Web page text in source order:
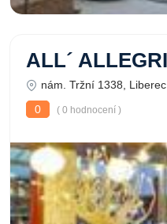
ALL´
nám. Tržní 1338, Liberec
0
( 0 hodnocení )